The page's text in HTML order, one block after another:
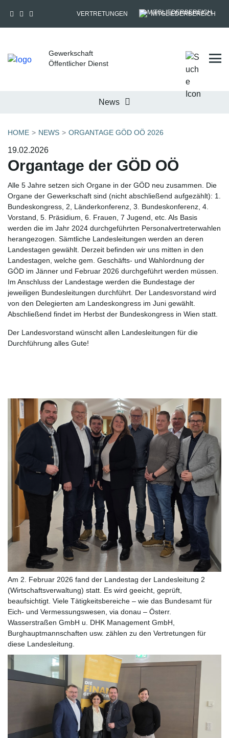
VERTRETUNGEN MITGLIEDERBEREICH
Gewerkschaft
Öffentlicher Dienst
News
HOME NEWS ORGANTAGE GÖD OÖ 2026
19.02.2026
Organtage der GÖD OÖ
Alle 5 Jahre setzen sich Organe in der GÖD neu zusammen. Die
Organe der Gewerkschaft sind (nicht abschließend aufgezählt): 1.
Bundeskongress, 2, Länderkonferenz, 3. Bundeskonferenz, 4.
Vorstand, 5. Präsidium, 6. Frauen, 7 Jugend, etc. Als Basis
werden die im Jahr 2024 durchgeführten Personalvertreterwahlen
herangezogen. Sämtliche Landesleitungen werden an deren
Landestagen gewählt. Derzeit befinden wir uns mitten in den
Landestagen, welche gem. Geschäfts- und Wahlordnung der
GÖD im Jänner und Februar 2026 durchgeführt werden müssen.
Im Anschluss der Landestage werden die Bundestage der
jeweiligen Bundesleitungen durchführt. Der Landesvorstand wird
von den Delegierten am Landeskongress im Juni gewählt.
Abschließend findet im Herbst der Bundeskongress in Wien statt.
Der Landesvorstand wünscht allen Landesleitungen für die
Durchführung alles Gute!
Am 2. Februar 2026 fand der Landestag der Landesleitung 2
(Wirtschaftsverwaltung) statt. Es wird geeicht, geprüft,
beaufsichtigt. Viele Tätigkeitsbereiche – wie das Bundesamt für
Eich- und Vermessungswesen, via donau – Österr.
Wasserstraßen GmbH u. DHK Management GmbH,
Burghauptmannschaften usw. zählen zu den Vertretungen für
diese Landesleitung.